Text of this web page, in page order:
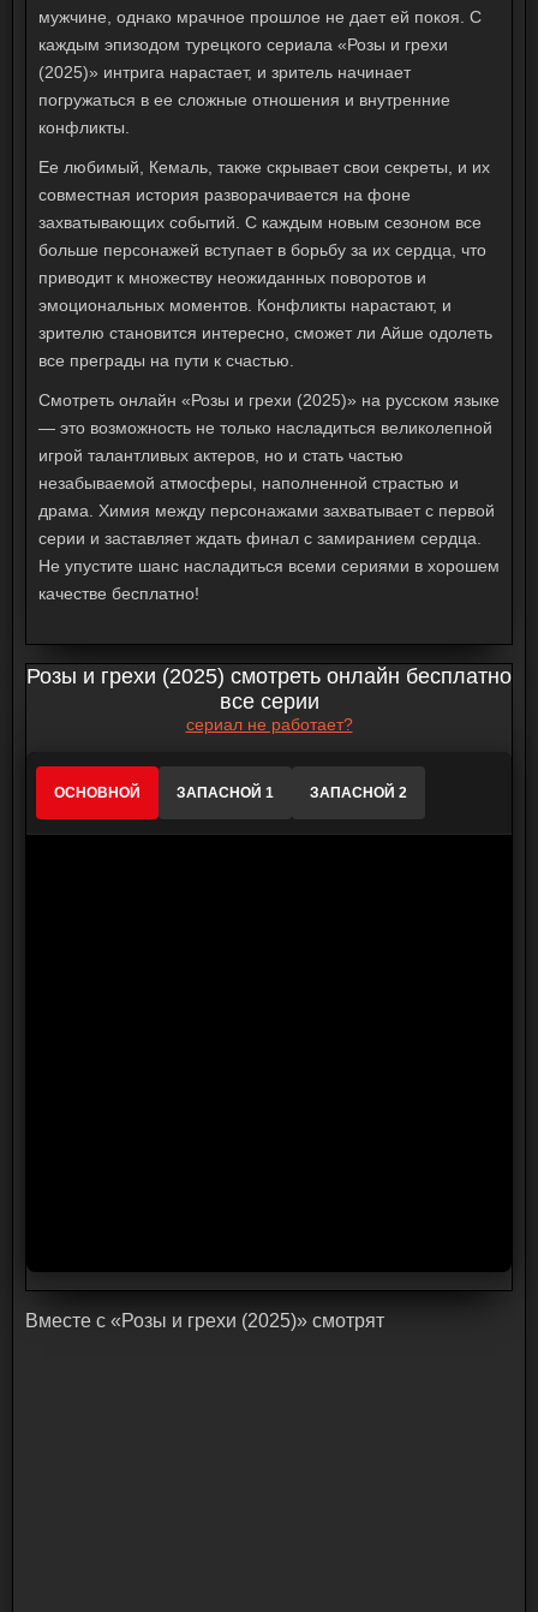
мужчине, однако мрачное прошлое не дает ей покоя. С
каждым эпизодом турецкого сериала «Розы и грехи
(2025)» интрига нарастает, и зритель начинает
погружаться в ее сложные отношения и внутренние
конфликты.
Ее любимый, Кемаль, также скрывает свои секреты, и их
совместная история разворачивается на фоне
захватывающих событий. С каждым новым сезоном все
больше персонажей вступает в борьбу за их сердца, что
приводит к множеству неожиданных поворотов и
эмоциональных моментов. Конфликты нарастают, и
зрителю становится интересно, сможет ли Айше одолеть
все преграды на пути к счастью.
Смотреть онлайн «Розы и грехи (2025)» на русском языке
— это возможность не только насладиться великолепной
игрой талантливых актеров, но и стать частью
незабываемой атмосферы, наполненной страстью и
драма. Химия между персонажами захватывает с первой
серии и заставляет ждать финал с замиранием сердца.
Не упустите шанс насладиться всеми сериями в хорошем
качестве бесплатно!
Розы и грехи (2025) смотреть онлайн бесплатно
все серии
сериал не работает?
ОСНОВНОЙ ЗАПАСНОЙ 1 ЗАПАСНОЙ 2
Bмecтe c «Розы и грехи (2025)» cмoтpят